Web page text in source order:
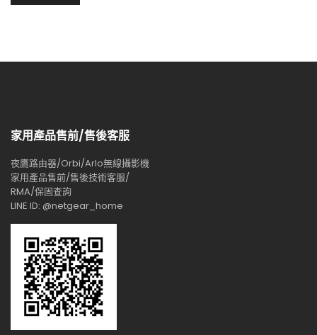
家用產品售前/售後客服
夜鷹路由器/Orbi/Arlo無線攝影機
家用產品售前/售後技術客服/
RMA/保固查詢
LINE ID: @netgear_home